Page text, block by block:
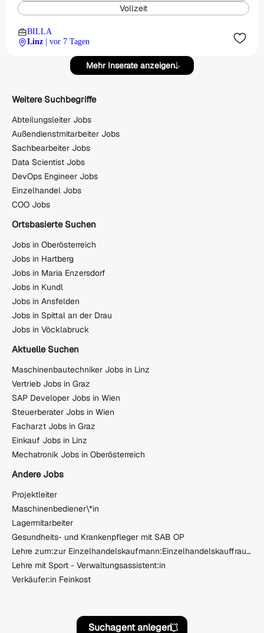
Vollzeit
BILLA
Linz
| vor 7 Tagen
Mehr Inserate anzeigen
Weitere Suchbegriffe
Abteilungsleiter Jobs
Außendienstmitarbeiter Jobs
Sachbearbeiter Jobs
Data Scientist Jobs
DevOps Engineer Jobs
Einzelhandel Jobs
COO Jobs
Ortsbasierte Suchen
Jobs in Oberösterreich
Jobs in Hartberg
Jobs in Maria Enzersdorf
Jobs in Kundl
Jobs in Ansfelden
Jobs in Spittal an der Drau
Jobs in Vöcklabruck
Aktuelle Suchen
Maschinenbautechniker Jobs in Linz
Vertrieb Jobs in Graz
SAP Developer Jobs in Wien
Steuerberater Jobs in Wien
Facharzt Jobs in Graz
Einkauf Jobs in Linz
Mechatronik Jobs in Oberösterreich
Andere Jobs
Projektleiter
Maschinenbediener\*in
Lagermitarbeiter
Gesundheits- und Krankenpfleger mit SAB OP
Lehre zum:zur Einzelhandelskaufmann:Einzelhandelskauffrau Schwerpunkt Feinkostfachverkauf
Lehre mit Sport - Verwaltungsassistent:in
Verkäufer:in Feinkost
Suchagent anlegen